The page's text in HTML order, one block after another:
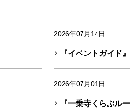
2026年07月14日
『イベントガイド
2026年07月01日
『一乗寺くらぶル